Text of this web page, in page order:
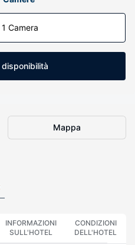
1 Camera
Mappa
INFORMAZIONI
SULL'HOTEL
CONDIZIONI
DELL'HOTEL